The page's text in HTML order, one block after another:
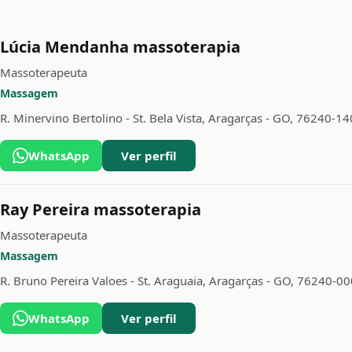
Lúcia Mendanha massoterapia
Massoterapeuta
Massagem
R. Minervino Bertolino - St. Bela Vista, Aragarças - GO, 76240-
WhatsApp Ver perfil
Ray Pereira massoterapia
Massoterapeuta
Massagem
R. Bruno Pereira Valoes - St. Araguaia, Aragarças - GO, 76240-
WhatsApp Ver perfil